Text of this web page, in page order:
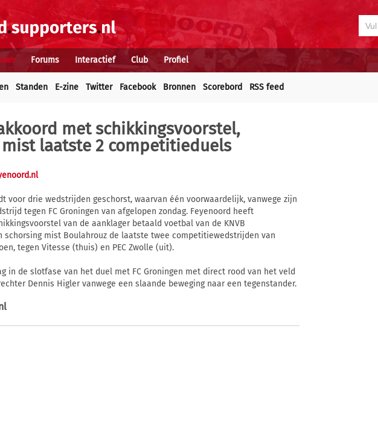
Forums Interactief Club Profiel
Standen E-zine Twitter Facebook Bronnen Scorebord RSS feed
met schikkingsvoorstel,
laatste 2 competitieduels
voor drie wedstrijden geschorst, waarvan één voorwaardelijk, vanwege zijn
tegen FC Groningen van afgelopen zondag. Feyenoord heeft
van de aanklager betaald voetbal van de KNVB
schorsing mist Boulahrouz de laatste twee competitiewedstrijden van
tegen Vitesse (thuis) en PEC Zwolle (uit).
in de slotfase van het duel met FC Groningen met direct rood van het veld
Dennis Higler vanwege een slaande beweging naar een tegenstander.